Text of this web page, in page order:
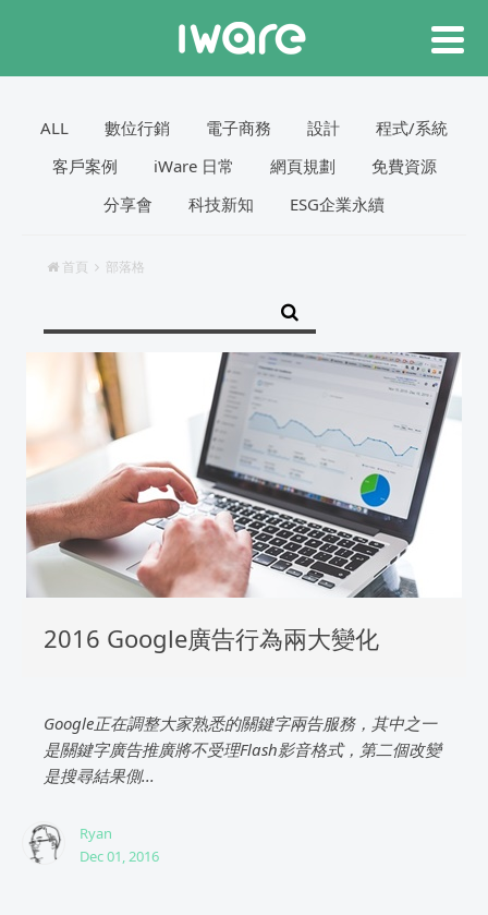
ALL 數位行銷 電子商務 設計
程式/系統
客戶案例
iWare 日常 網頁規劃
免費資源
分享會
科技新知 ESG企業永續
首頁 部落格
2016 Google廣告行為兩大變化
Google正在調整大家熟悉的關鍵字兩告服務，其中之一
是關鍵字廣告推廣將不受理Flash影音格式，第二個改變
是搜尋結果側...
Ryan
Dec 01, 2016